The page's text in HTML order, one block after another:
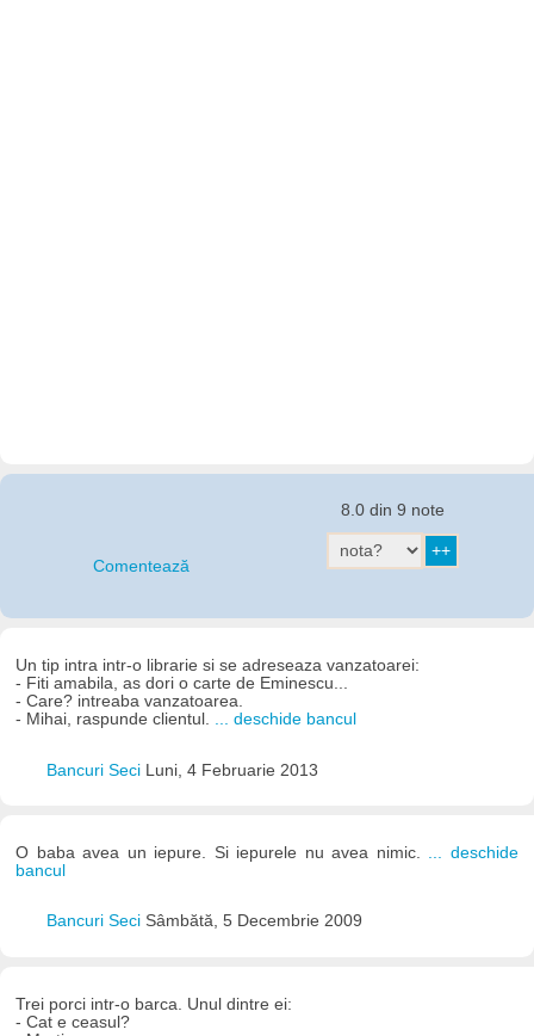
Comentează
8.0 din 9 note
Un tip intra intr-o librarie si se adreseaza vanzatoarei:
- Fiti amabila, as dori o carte de Eminescu...
- Care? intreaba vanzatoarea.
- Mihai, raspunde clientul. ... deschide bancul
Bancuri Seci Luni, 4 Februarie 2013
O baba avea un iepure. Si iepurele nu avea nimic. ... deschide
bancul
Bancuri Seci Sâmbătă, 5 Decembrie 2009
Trei porci intr-o barca. Unul dintre ei:
- Cat e ceasul?